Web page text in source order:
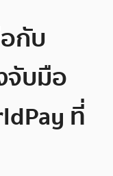
กับ
จับมือ
ที่